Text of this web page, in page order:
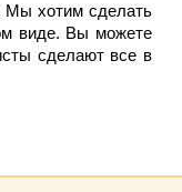
Мы хотим сделать
виде. Вы можете
сделают все в